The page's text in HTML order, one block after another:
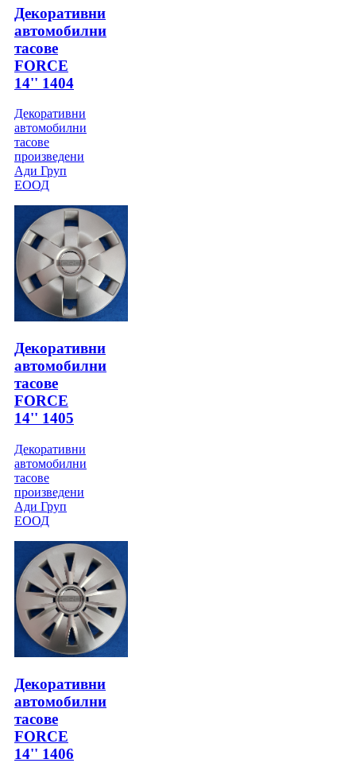
Декоративни
автомобилни
тасове
FORCE
14'' 1404
Декоративни
автомобилни
тасове
произведени
Ади Груп
ЕООД
Декоративни
автомобилни
тасове
FORCE
14'' 1405
Декоративни
автомобилни
тасове
произведени
Ади Груп
ЕООД
Декоративни
автомобилни
тасове
FORCE
14'' 1406